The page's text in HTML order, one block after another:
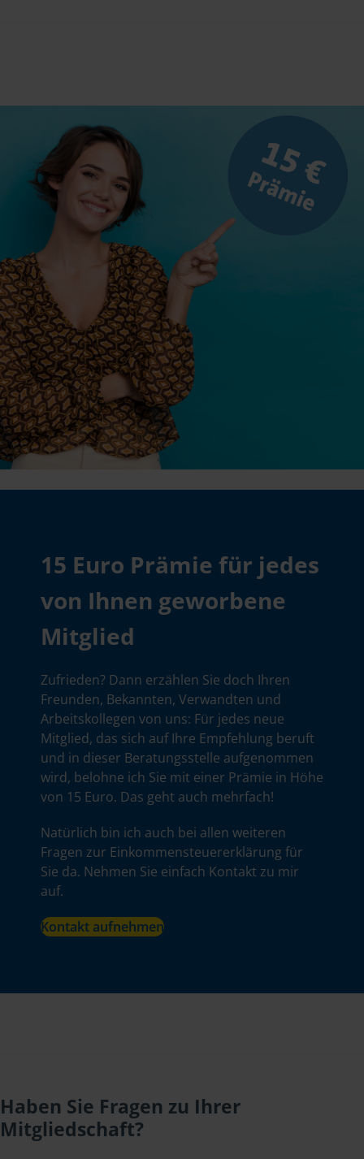
15 Euro Prämie für jedes
von Ihnen geworbene
Mitglied
Zufrieden? Dann erzählen Sie doch Ihren
Freunden, Bekannten, Verwandten und
Arbeitskollegen von uns: Für jedes neue
Mitglied, das sich auf Ihre Empfehlung beruft
und in dieser Beratungsstelle aufgenommen
wird, belohne ich Sie mit einer Prämie in Höhe
von 15 Euro. Das geht auch mehrfach!
Natürlich bin ich auch bei allen weiteren
Fragen zur Einkommensteuererklärung für
Sie da. Nehmen Sie einfach Kontakt zu mir
auf.
Kontakt aufnehmen
Haben Sie Fragen zu Ihrer
Mitgliedschaft?